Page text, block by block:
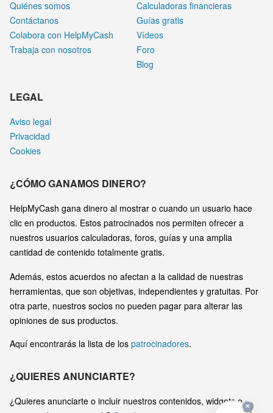
×
Quiénes somos
Contáctanos
Colabora con HelpMyCash
Trabaja con nosotros
Calculadoras financieras
Guías gratis
Vídeos
Foro
Blog
LEGAL
Aviso legal
Privacidad
Cookies
¿CÓMO GANAMOS DINERO?
HelpMyCash gana dinero al mostrar o cuando un usuario hace
clic en productos. Estos patrocinados nos permiten ofrecer a
nuestros usuarios calculadoras, foros, guías y una amplia
cantidad de contenido totalmente gratis.
Además, estos acuerdos no afectan a la calidad de nuestras
herramientas, que son objetivas, independientes y gratuitas. Por
otra parte, nuestros socios no pueden pagar para alterar las
opiniones de sus productos.
Aquí encontrarás la lista de los patrocinadores.
¿QUIERES ANUNCIARTE?
¿Quieres anunciarte o incluir nuestros contenidos, widgets o